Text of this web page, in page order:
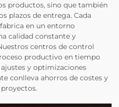
productos, sino que también
plazos de entrega. Cada
en un entorno
calidad constante y
centros de control
productivo en tiempo
y optimizaciones
conlleva ahorros de costes y